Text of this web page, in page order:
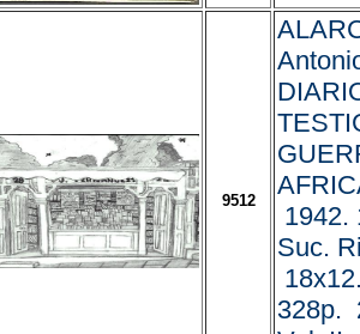
9512
1942.
Suc.
328p.